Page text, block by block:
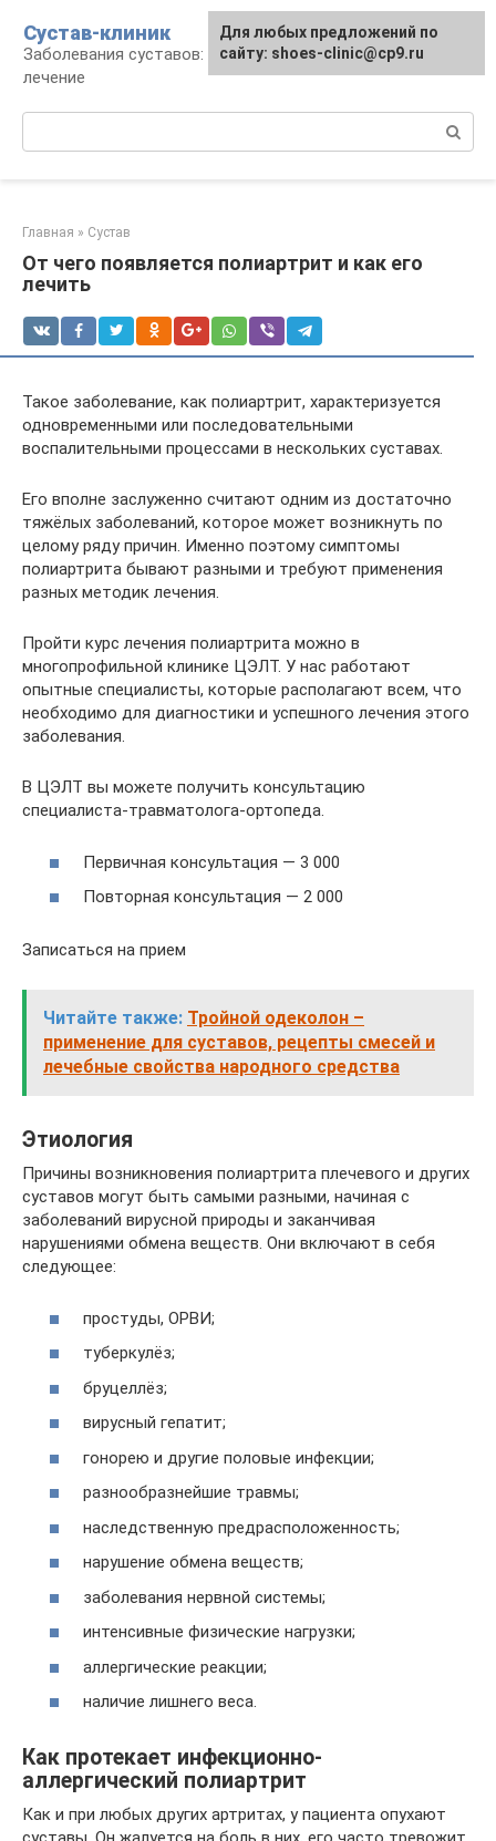
контенту
Сустав-клиник
Заболевания суставов: профилактика и
лечение
Главная » Сустав
От чего появляется полиартрит и как его
лечить
Такое заболевание, как полиартрит, характеризуется
одновременными или последовательными
воспалительными процессами в нескольких суставах.
Его вполне заслуженно считают одним из достаточно
тяжёлых заболеваний, которое может возникнуть по
целому ряду причин. Именно поэтому симптомы
полиартрита бывают разными и требуют применения
разных методик лечения.
Пройти курс лечения полиартрита можно в
многопрофильной клинике ЦЭЛТ. У нас работают
опытные специалисты, которые располагают всем, что
необходимо для диагностики и успешного лечения этого
заболевания.
В ЦЭЛТ вы можете получить консультацию
специалиста-травматолога-ортопеда.
Первичная консультация — 3 000
Повторная консультация — 2 000
Записаться на прием
Читайте также: Тройной одеколон –
применение для суставов, рецепты смесей и
лечебные свойства народного средства
Этиология
Причины возникновения полиартрита плечевого и других
суставов могут быть самыми разными, начиная с
заболеваний вирусной природы и заканчивая
нарушениями обмена веществ. Они включают в себя
следующее:
простуды, ОРВИ;
туберкулёз;
бруцеллёз;
вирусный гепатит;
гонорею и другие половые инфекции;
разнообразнейшие травмы;
наследственную предрасположенность;
нарушение обмена веществ;
заболевания нервной системы;
интенсивные физические нагрузки;
аллергические реакции;
наличие лишнего веса.
Как протекает инфекционно-
аллергический полиартрит
Как и при любых других артритах, у пациента опухают
Для любых предложений по
сайту: shoes-clinic@cp9.ru